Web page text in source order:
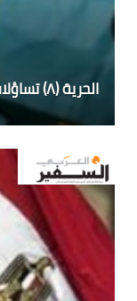
الحرية (٨) تساؤلات وشكوك